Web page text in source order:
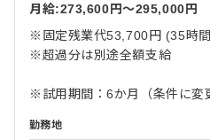
月給:273,600円〜295,000円
※固定残業代53,700円 (35時
※超過分は別途全額支給
※試用期間：6か月（条件に変
勤務地